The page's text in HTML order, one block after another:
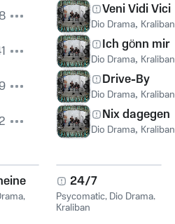
Veni Vidi Vici
Dio Drama, Kraliban
Ich gönn mir
Dio Drama, Kraliban
Drive-By
Dio Drama, Kraliban
Nix dagegen
Dio Drama, Kraliban
,
24/7
Psycomatic, Dio Drama,
Kraliban